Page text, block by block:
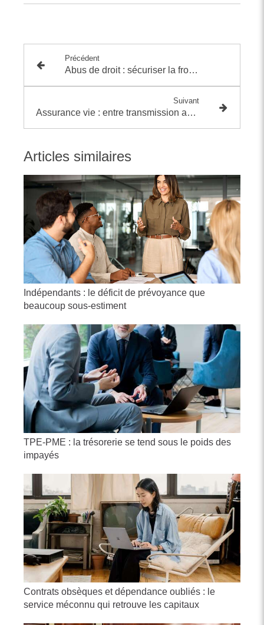
Précédent
Abus de droit : sécuriser la frontière entre optimisation et requalification
Suivant
Assurance vie : entre transmission anticipée et tour de vis fiscal
Articles similaires
Indépendants : le déficit de prévoyance que
beaucoup sous-estiment
TPE-PME : la trésorerie se tend sous le poids des
impayés
Contrats obsèques et dépendance oubliés : le
service méconnu qui retrouve les capitaux